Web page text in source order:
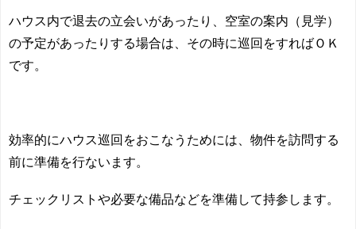
ハウス内で退去の立会いがあったり、空室の案内（見学）
の予定があったりする場合は、その時に巡回をすればＯＫ
です。
効率的にハウス巡回をおこなうためには、物件を訪問する
前に準備を行ないます。
チェックリストや必要な備品などを準備して持参します。